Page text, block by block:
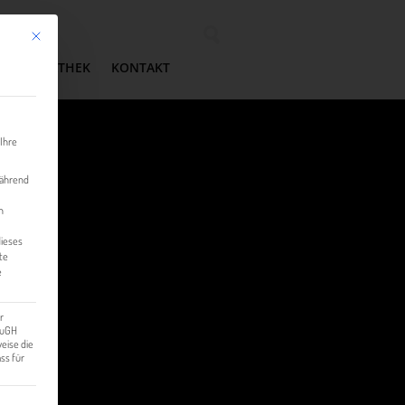
MEDIATHEK KONTAKT
Mit diesem Button wird der Dialog geschlossen. Seine Funktionalität ist identisch mit der
die
für